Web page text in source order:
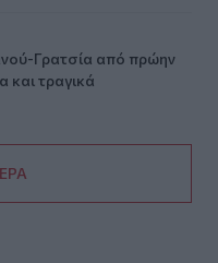
Γρατσία από πρώην
τραγικά